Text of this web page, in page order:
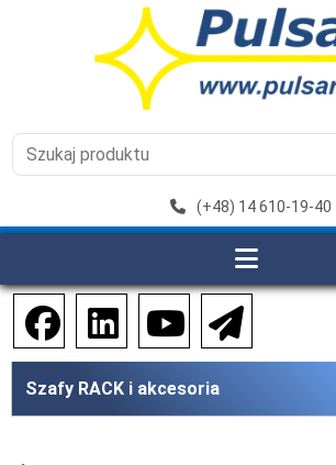
(+48) 14 610-19-40
Szafy RACK i akcesoria